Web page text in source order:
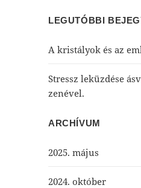
LEGUTÓBBI
A kristályok és az
Stressz leküzdése
zenével.
ARCHÍVUM
2025. május
2024. október